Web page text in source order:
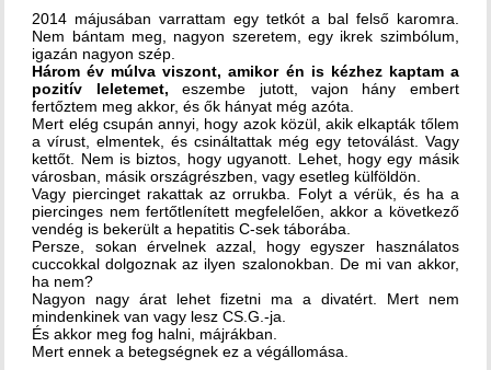
2014 májusában varrattam egy tetkót a bal felső karomra.
Nem bántam meg, nagyon szeretem, egy ikrek szimbólum,
igazán nagyon szép.
Három év múlva viszont, amikor én is kézhez kaptam a
pozitív leletemet, eszembe jutott, vajon hány embert
fertőztem meg akkor, és ők hányat még azóta.
Mert elég csupán annyi, hogy azok közül, akik elkapták tőlem
a vírust, elmentek, és csináltattak még egy tetoválást. Vagy
kettőt. Nem is biztos, hogy ugyanott. Lehet, hogy egy másik
városban, másik országrészben, vagy esetleg külföldön.
Vagy piercinget rakattak az orrukba. Folyt a vérük, és ha a
piercinges nem fertőtlenített megfelelően, akkor a következő
vendég is bekerült a hepatitis C-sek táborába.
Persze, sokan érvelnek azzal, hogy egyszer használatos
cuccokkal dolgoznak az ilyen szalonokban. De mi van akkor,
ha nem?
Nagyon nagy árat lehet fizetni ma a divatért. Mert nem
mindenkinek van vagy lesz CS.G.-ja.
És akkor meg fog halni, májrákban.
Mert ennek a betegségnek ez a végállomása.